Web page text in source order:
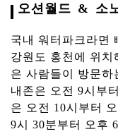
오션월드 & 소
국내 워터파크라면
강원도 홍천에 위
은 사람들이 방문하
내존은 오전 9시부
은 오전 10시부터
9시 30분부터 오후